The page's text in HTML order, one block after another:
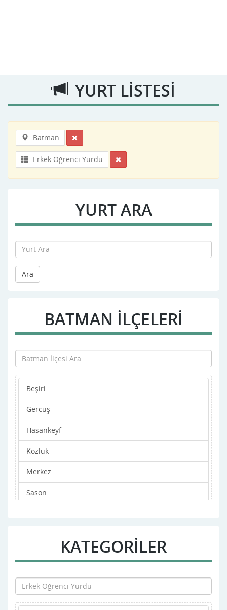
YURT LİSTESİ
Batman
Erkek Öğrenci Yurdu
YURT ARA
Ara
BATMAN İLÇELERİ
Beşiri
Gercüş
Hasankeyf
Kozluk
Merkez
Sason
KATEGORİLER